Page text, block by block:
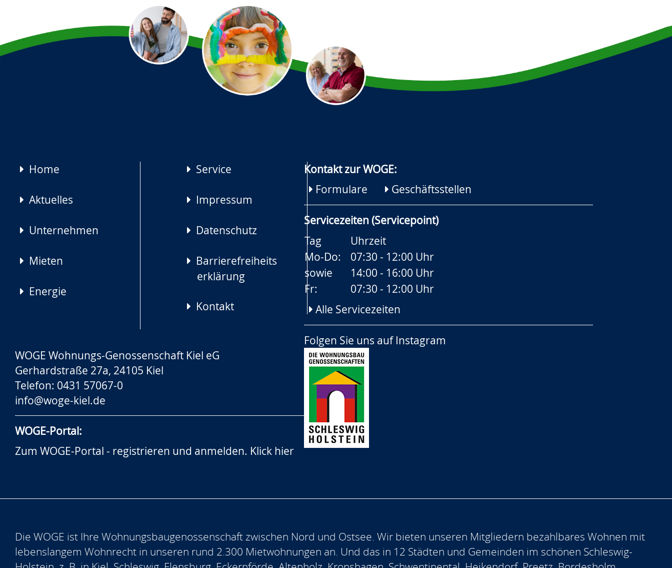
Navigation
Home
Aktuelles
Unternehmen
Mieten
Energie
Service
Impressum
Datenschutz
Barrierefreiheits
erklärung
Kontakt
Kontakt zur WOGE:
Formulare
Geschäftsstellen
Servicezeiten (Servicepoint)
Tag
Uhrzeit
Mo-Do:
07:30 - 12:00 Uhr
sowie
14:00 - 16:00 Uhr
Fr:
07:30 - 12:00 Uhr
Alle Servicezeiten
Folgen Sie uns auf Instagram
WOGE Wohnungs-Genossenschaft Kiel eG
Gerhardstraße 27a, 24105 Kiel
Telefon: 0431 57067-0
info@woge-kiel.de
WOGE-Portal:
Zum WOGE-Portal - registrieren und anmelden. Klick hier
Die WOGE ist Ihre Wohnungsbaugenossenschaft zwischen Nord und Ostsee. Wir bieten unseren Mitgliedern bezahlbares Wohnen mit
lebenslangem Wohnrecht in unseren rund 2.300 Mietwohnungen an. Und das in 12 Städten und Gemeinden im schönen Schleswig-